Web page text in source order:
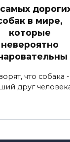
самых
в мире,
которые
невероятно
что собака -
друг